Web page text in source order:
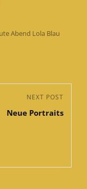
Abend Lola Blau
NEXT POST
Neue Portraits